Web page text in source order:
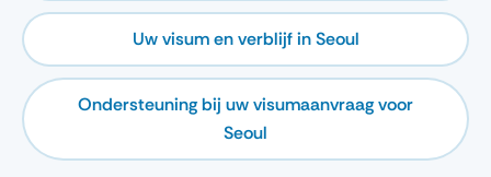
Uw visum en verblijf in Seoul
Ondersteuning bij uw visumaanvraag voor
Seoul